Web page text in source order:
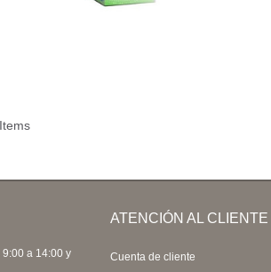
a 14:00 y
ATENCIÓN AL CLIENTE
Cuenta de cliente